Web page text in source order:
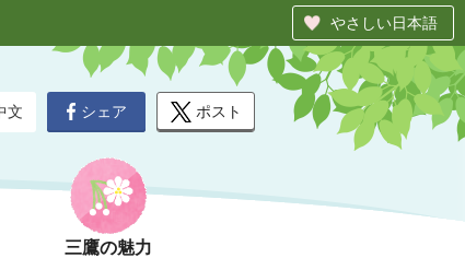
やさしい日本語
文
三鷹の魅力
シェア ポスト